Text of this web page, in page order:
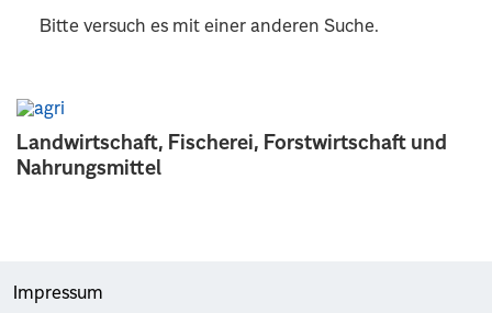
Landwirtschaft, Fischerei, Forstwirtschaft und
Nahrungsmittel
Bitte versuch es mit einer anderen Suche.
Impressum